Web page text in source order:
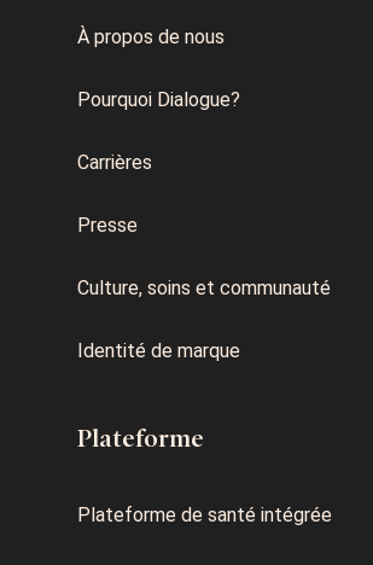
À propos de nous
Pourquoi Dialogue?
Carrières
Presse
Culture, soins et communauté
Identité de marque
Plateforme
Plateforme de santé intégrée